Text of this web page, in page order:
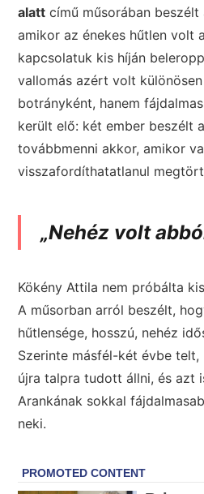
alatt című műsorában
amikor az énekes hűtlen volt
kapcsolatuk kis híján
vallomás azért volt
botrányként, hanem
került elő: két ember beszélt
továbbmenni akkor, amikor
visszafordíthatatlanul
„Nehéz volt
Kökény Attila nem próbálta
A műsorban arról beszélt,
hűtlensége, hosszú, nehéz
Szerinte másfél-két évbe
újra talpra tudott állni, és azt
Arankának sokkal
neki.